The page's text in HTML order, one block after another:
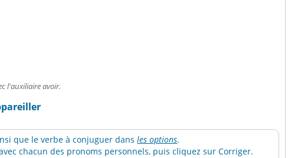
l'auxiliaire avoir.
que le verbe à conjuguer dansles options.
chacun des pronoms personnels, puis cliquez sur Corriger.